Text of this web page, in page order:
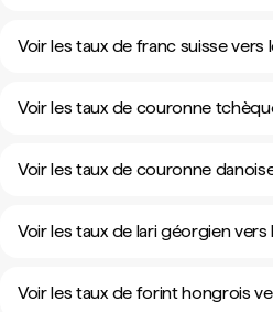
Voir les taux de franc suisse vers
Voir les taux de couronne
Voir les taux de couronne
Voir les taux de lari géorgien vers
Voir les taux de forint hongrois